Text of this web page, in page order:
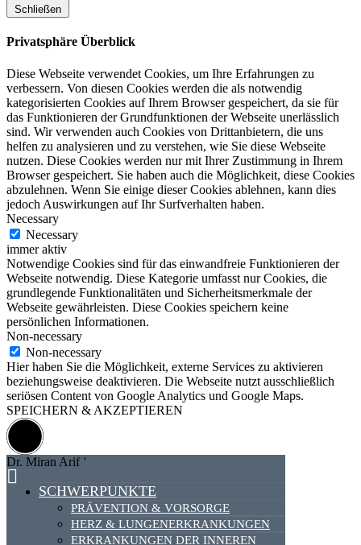
Schließen
Privatsphäre Überblick
Diese Webseite verwendet Cookies, um Ihre Erfahrungen zu
verbessern. Von diesen Cookies werden die als notwendig
kategorisierten Cookies auf Ihrem Browser gespeichert, da sie für
das Funktionieren der Grundfunktionen der Webseite unerlässlich
sind. Wir verwenden auch Cookies von Drittanbietern, die uns
helfen zu analysieren und zu verstehen, wie Sie diese Webseite
nutzen. Diese Cookies werden nur mit Ihrer Zustimmung in Ihrem
Browser gespeichert. Sie haben auch die Möglichkeit, diese Cookies
abzulehnen. Wenn Sie einige dieser Cookies ablehnen, kann dies
jedoch Auswirkungen auf Ihr Surfverhalten haben.
Necessary
Necessary
immer aktiv
Notwendige Cookies sind für das einwandfreie Funktionieren der
Webseite notwendig. Diese Kategorie umfasst nur Cookies, die
grundlegende Funktionalitäten und Sicherheitsmerkmale der
Webseite gewährleisten. Diese Cookies speichern keine
persönlichen Informationen.
Non-necessary
Non-necessary
Hier haben Sie die Möglichkeit, externe Services zu aktivieren
beziehungsweise deaktivieren. Die Webseite nutzt ausschließlich
seriösen Content von Google Analytics und Google Maps.
SPEICHERN & AKZEPTIEREN
Dr. Miran Arif '
SCHWERPUNKTE
PRÄVENTION & VORSORGE
HERZ & LUNGENERKRANKUNGEN
ERKRANKUNGEN DER INNEREN